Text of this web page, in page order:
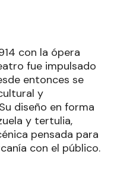
con la ópera
fue impulsado
entonces se
y
diseño en forma
y tertulia,
pensada para
con el público.